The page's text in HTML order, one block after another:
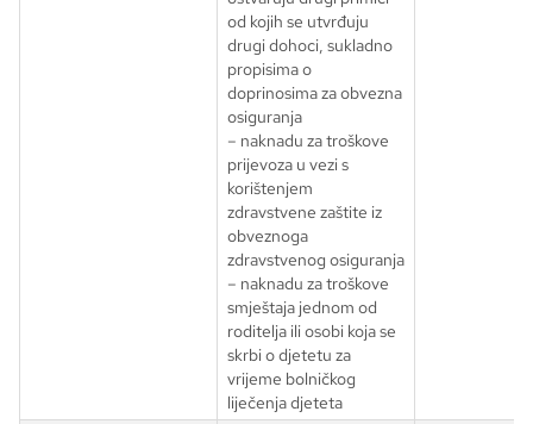
od kojih se utvrđuju
drugi dohoci, sukladno
propisima o
doprinosima za obvezna
osiguranja
– naknadu za troškove
prijevoza u vezi s
korištenjem
zdravstvene zaštite iz
obveznoga
zdravstvenog osiguranja
– naknadu za troškove
smještaja jednom od
roditelja ili osobi koja se
skrbi o djetetu za
vrijeme bolničkog
liječenja djeteta